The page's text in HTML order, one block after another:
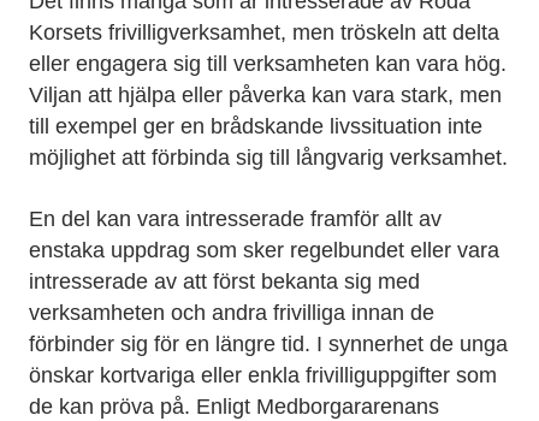
Korsets frivilligverksamhet, men tröskeln att delta
eller engagera sig till verksamheten kan vara hög.
Viljan att hjälpa eller påverka kan vara stark, men
till exempel ger en brådskande livssituation inte
möjlighet att förbinda sig till långvarig verksamhet.
En del kan vara intresserade framför allt av
enstaka uppdrag som sker regelbundet eller vara
intresserade av att först bekanta sig med
verksamheten och andra frivilliga innan de
förbinder sig för en längre tid. I synnerhet de unga
önskar kortvariga eller enkla frivilliguppgifter som
de kan pröva på. Enligt Medborgararenans